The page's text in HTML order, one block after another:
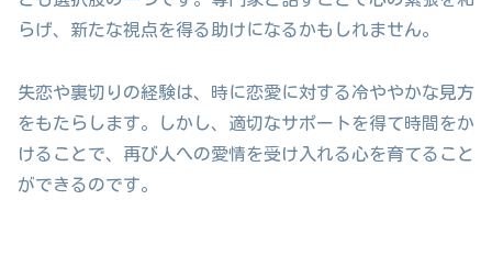
らげ、新たな視点を得る助けになるかもしれません。
失恋や裏切りの経験は、時に恋愛に対する冷ややかな見方
をもたらします。しかし、適切なサポートを得て時間をか
けることで、再び人への愛情を受け入れる心を育てること
ができるのです。